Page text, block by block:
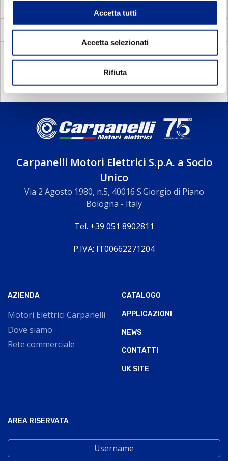
Accetta tutti
Accetta selezionati
Rifiuta
Servoventilatori per motori elettrici
DOCUMENTAZIONE
Carpanelli Motori Elettrici S.p.A. a Socio
Unico
Via 2 Agosto 1980, n.5, 40016 S.Giorgio di Piano
Bologna - Italy
Tel. +39 051 8902811
P.IVA: IT00662271204
AZIENDA
Motori Elettrici Carpanelli
Dove siamo
Rete commerciale
CATALOGO
APPLICAZIONI
NEWS
CONTATTI
UK SITE
AREA RISERVATA